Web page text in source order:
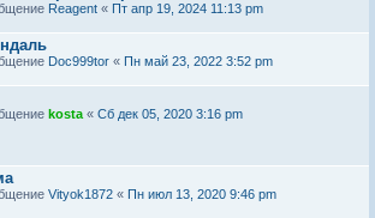
Reagent « Пт апр 19, 2024 11:13 pm
Doc999tor « Пн май 23, 2022 3:52 pm
kosta « Сб дек 05, 2020 3:16 pm
Vityok1872 « Пн июл 13, 2020 9:46 pm